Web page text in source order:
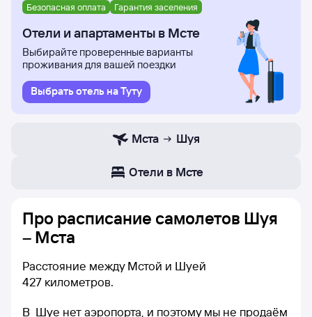
Безопасная оплата Гарантия заселения
Отели и апартаменты в Мсте
Выбирайте проверенные варианты
проживания для вашей поездки
Выбрать отель на Туту
Мста Шуя
Отели в Мсте
Про расписание самолетов Шуя
– Мста
Расстояние между Мстой и Шуей
427 километров.
В Шуе нет аэропорта, и поэтому мы не продаём